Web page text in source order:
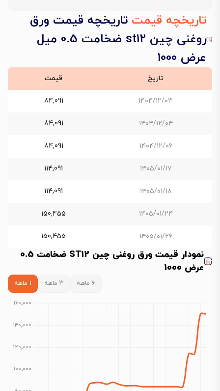
تاریخچه قیمت تاریخچه قیمت ورق
روغنی چین st12 ضخامت 0.5 میل
عرض 1000
تاریخ قیمت
۱۴۰۴/۱۲/۰۳ 84,091
۱۴۰۴/۱۲/۰۴ 84,091
۱۴۰۴/۱۲/۰۶ 84,091
۱۴۰۵/۰۱/۱۷ 114,091
۱۴۰۵/۰۱/۱۸ 114,091
۱۴۰۵/۰۱/۲۴ 150,455
۱۴۰۵/۰۱/۲۶ 150,455
نمودار قیمت ورق روغنی چین ST12 ضخامت 0.5
عرض 1000
۶ ماهه ۳ ماهه ۱ ماهه